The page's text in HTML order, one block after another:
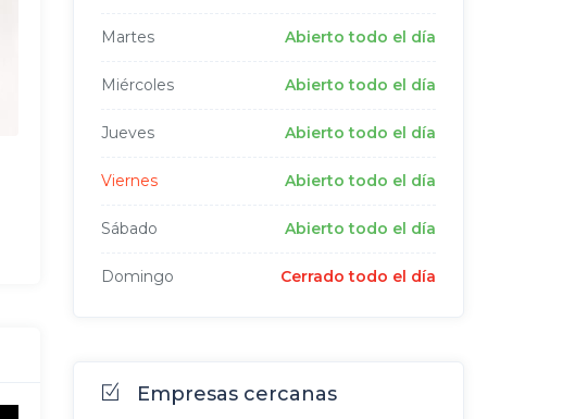
Martes Abierto todo el día
Miércoles Abierto todo el día
Jueves Abierto todo el día
Viernes Abierto todo el día
Sábado Abierto todo el día
Domingo Cerrado todo el día
Empresas cercanas